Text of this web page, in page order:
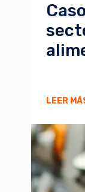
LEER